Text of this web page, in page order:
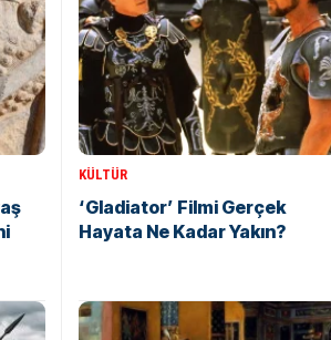
KÜLTÜR
‘Gladiator’ Filmi Gerçek
Hayata Ne Kadar Yakın?